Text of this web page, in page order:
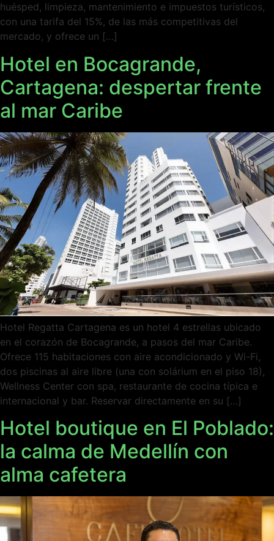
huésped, limpieza, mantenimiento e impuestos turísticos,
con una tarifa del 15%, de las más competitivas del
mercado, y ofrece un […]
Hotel en Bocagrande,
Cartagena: despertar frente
al mar Caribe
Hotel Regatta Cartagena es un hotel 4 estrellas ubicado
en el corazón de Bocagrande, a pasos del mar Caribe.
Ofrece 115 habitaciones con aire acondicionado y Wi-Fi,
dos piscinas al aire libre (una con solárium en el piso 18),
Wellness Center con spa, restaurante de cocina típica e
internacional y bar. Reservar directamente en su […]
Hotel boutique en El Poblado:
la calma de Medellín con
alma cafetera